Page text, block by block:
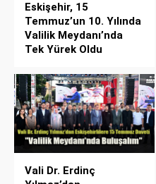
Eskişehir, 15
Temmuz’un 10. Yılında
Valilik Meydanı’nda
Tek Yürek Oldu
Vali Dr. Erdinç